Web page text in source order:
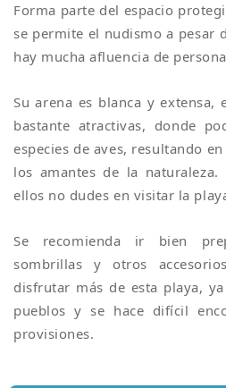
Forma parte del espacio
se permite el nudismo a pesar
hay mucha afluencia de
Su arena es blanca y extensa,
bastante atractivas, donde
especies de aves, resultando
los amantes de la
ellos no dudes en visitar la
Se recomienda ir bien
sombrillas y otros
disfrutar más de esta playa,
pueblos y se hace difícil
provisiones.